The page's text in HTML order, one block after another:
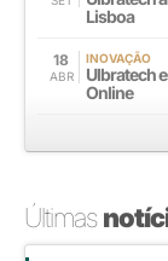
Lisboa
18
ABR
INOVAÇÃO
Ulbratech
Online
Últimas